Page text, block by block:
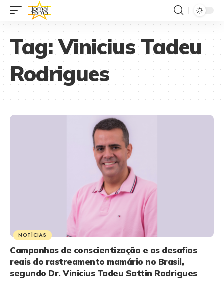
Tag:Vinicius Tadeu
Rodrigues
NOTÍCIAS
Campanhas de conscientização e os desafios
reais do rastreamento mamário no Brasil,
segundo Dr. Vinicius Tadeu Sattin Rodrigues